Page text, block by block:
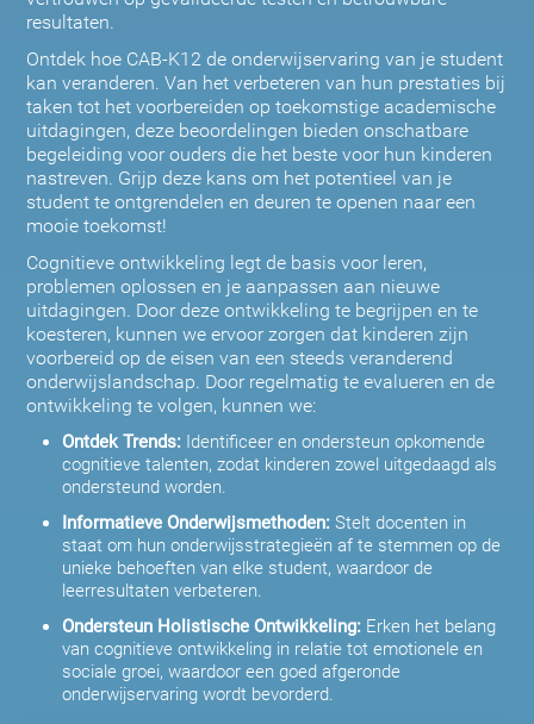
resultaten.
Ontdek hoe CAB-K12 de onderwijservaring van je student
kan veranderen. Van het verbeteren van hun prestaties bij
taken tot het voorbereiden op toekomstige academische
uitdagingen, deze beoordelingen bieden onschatbare
begeleiding voor ouders die het beste voor hun kinderen
nastreven. Grijp deze kans om het potentieel van je
student te ontgrendelen en deuren te openen naar een
mooie toekomst!
Cognitieve ontwikkeling legt de basis voor leren,
problemen oplossen en je aanpassen aan nieuwe
uitdagingen. Door deze ontwikkeling te begrijpen en te
koesteren, kunnen we ervoor zorgen dat kinderen zijn
voorbereid op de eisen van een steeds veranderend
onderwijslandschap. Door regelmatig te evalueren en de
ontwikkeling te volgen, kunnen we:
Ontdek Trends: Identificeer en ondersteun opkomende
cognitieve talenten, zodat kinderen zowel uitgedaagd als
ondersteund worden.
Informatieve Onderwijsmethoden: Stelt docenten in
staat om hun onderwijsstrategieën af te stemmen op de
unieke behoeften van elke student, waardoor de
leerresultaten verbeteren.
Ondersteun Holistische Ontwikkeling: Erken het belang
van cognitieve ontwikkeling in relatie tot emotionele en
sociale groei, waardoor een goed afgeronde
onderwijservaring wordt bevorderd.